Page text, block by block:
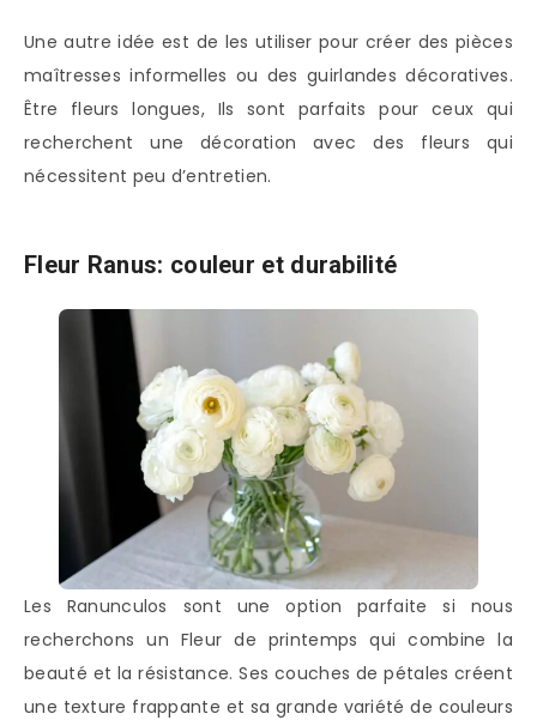
Une autre idée est de les utiliser pour créer des pièces
maîtresses informelles ou des guirlandes décoratives.
Être fleurs longues, Ils sont parfaits pour ceux qui
recherchent une décoration avec des fleurs qui
nécessitent peu d’entretien.
Fleur Ranus: couleur et durabilité
Les Ranunculos sont une option parfaite si nous
recherchons un Fleur de printemps qui combine la
beauté et la résistance. Ses couches de pétales créent
une texture frappante et sa grande variété de couleurs